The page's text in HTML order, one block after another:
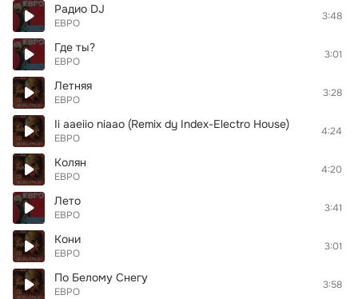
Радио DJ
ЕВРО
3:48
Где ты?
ЕВРО
3:01
Летняя
ЕВРО
3:28
Ii aaeiio niaao (Remix dy Index-Electro House)
ЕВРО
4:24
Колян
ЕВРО
4:20
Лето
ЕВРО
3:41
Кони
ЕВРО
3:01
По Белому Снегу
ЕВРО
3:58